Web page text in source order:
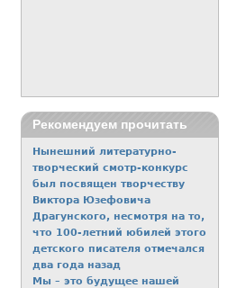
Рекомендуем прочитать
Нынешний литературно-
творческий смотр-конкурс
был посвящен творчеству
Виктора Юзефовича
Драгунского, несмотря на то,
что 100-летний юбилей этого
детского писателя отмечался
два года назад
Мы – это будущее нашей